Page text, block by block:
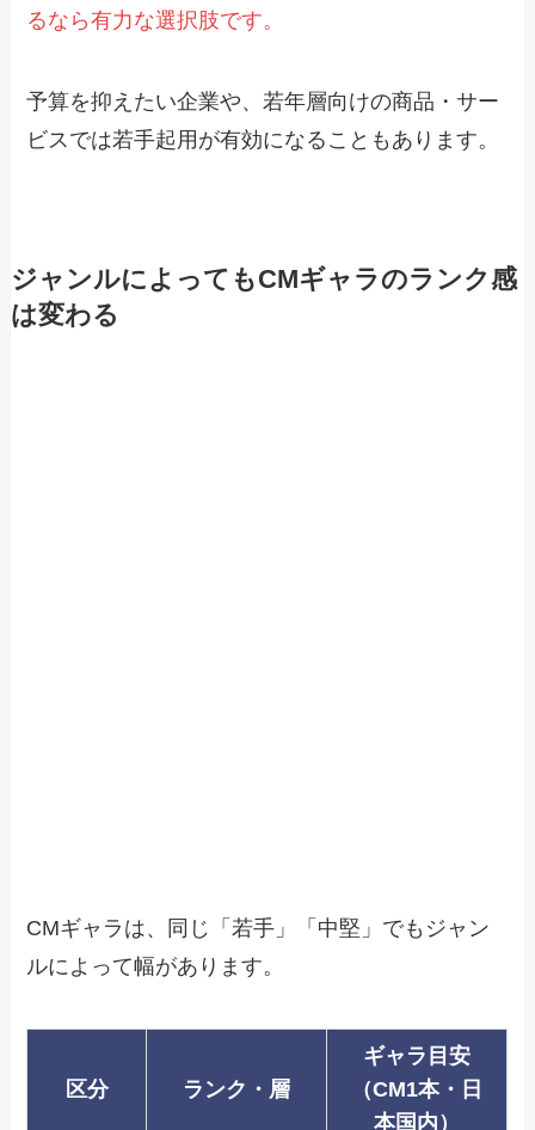
るなら有力な選択肢です。
予算を抑えたい企業や、若年層向けの商品・サー
ビスでは若手起用が有効になることもあります。
ジャンルによってもCMギャラのランク感
は変わる
CMギャラは、同じ「若手」「中堅」でもジャン
ルによって幅があります。
区分 ランク・層
ギャラ目安
（CM1本・日
本国内）